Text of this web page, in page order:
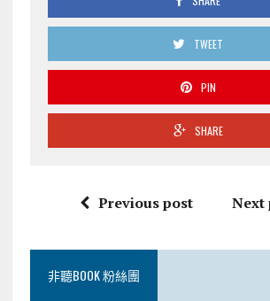
TWEET
PIN
SHARE
Previous post Next
非聽BOOK 粉絲團